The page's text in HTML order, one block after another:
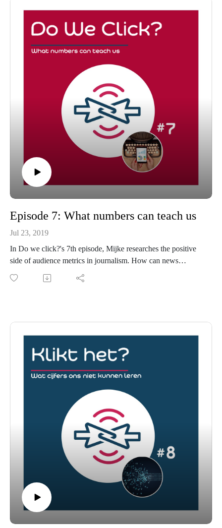
Episode 7: What numbers can teach us
Jul 23, 2019
In Do we click?'s 7th episode, Mijke researches the positive
side of audience metrics in journalism. How can news
organisations use statistics in a valuable way? What can the
numbers teach us? Also in this episode; an interview with